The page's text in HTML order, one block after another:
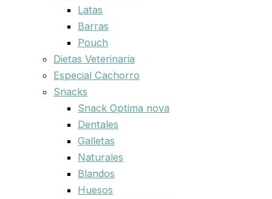
Latas
Barras
Pouch
Dietas Veterinaria
Especial Cachorro
Snacks
Snack Optima nova
Dentales
Galletas
Naturales
Blandos
Huesos